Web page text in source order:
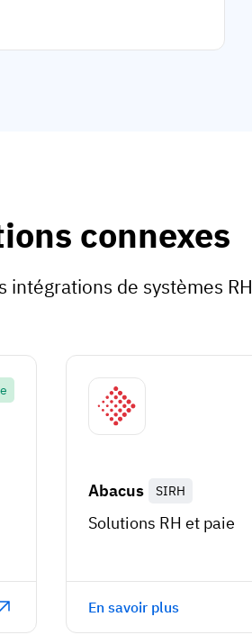
connexes
intégrations de systèmes RH
Abacus SIRH
Solutions RH et paie
En savoir plus